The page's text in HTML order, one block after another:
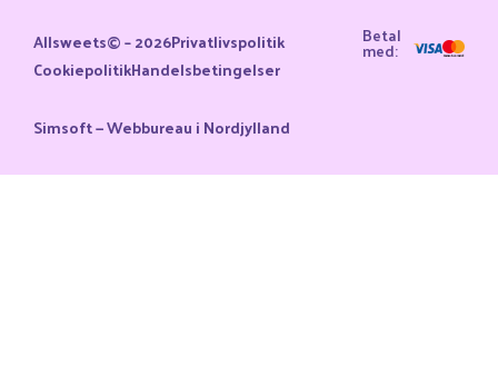
Allsweets© – 2026Privatlivspolitik
CookiepolitikHandelsbetingelser
Betal
med:
Simsoft — Webbureau i Nordjylland